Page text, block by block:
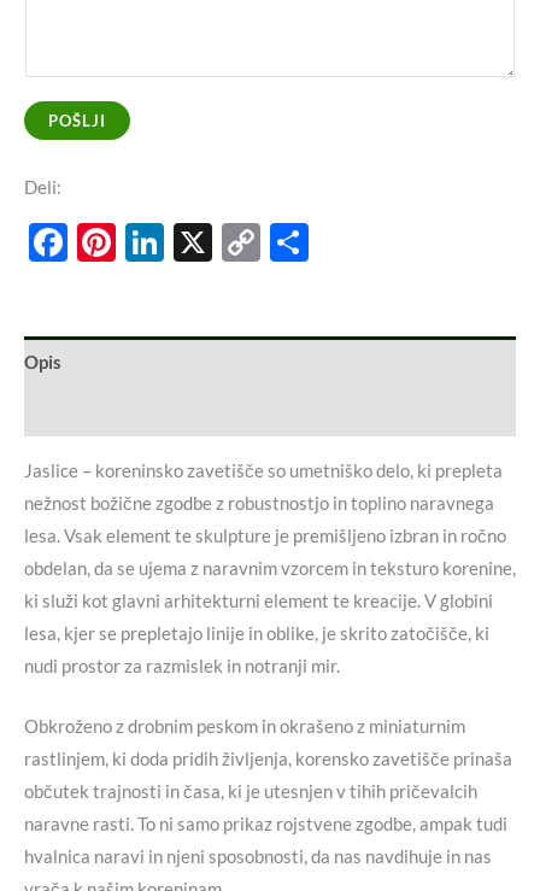
POŠLJI
Deli:
Facebook
Pinterest
LinkedIn
X
Copy
Opis
Jaslice – koreninsko zavetišče so umetniško delo, ki prepleta
nežnost božične zgodbe z robustnostjo in toplino naravnega
lesa. Vsak element te skulpture je premišljeno izbran in ročno
obdelan, da se ujema z naravnim vzorcem in teksturo korenine,
ki služi kot glavni arhitekturni element te kreacije. V globini
lesa, kjer se prepletajo linije in oblike, je skrito zatočišče, ki
nudi prostor za razmislek in notranji mir.
Obkroženo z drobnim peskom in okrašeno z miniaturnim
rastlinjem, ki doda pridih življenja, korensko zavetišče prinaša
občutek trajnosti in časa, ki je utesnjen v tihih pričevalcih
naravne rasti. To ni samo prikaz rojstvene zgodbe, ampak tudi
hvalnica naravi in njeni sposobnosti, da nas navdihuje in nas